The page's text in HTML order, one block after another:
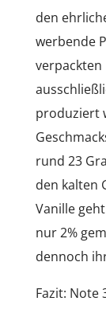
den
werbende
verpackten
produziert
rund 23
den kalten
Vanille
nur 2%
dennoch
Fazit: Note